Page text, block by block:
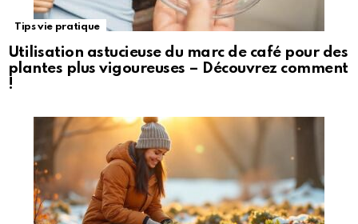
Tips vie pratique
Utilisation astucieuse du marc de café pour des
plantes plus vigoureuses – Découvrez comment
!